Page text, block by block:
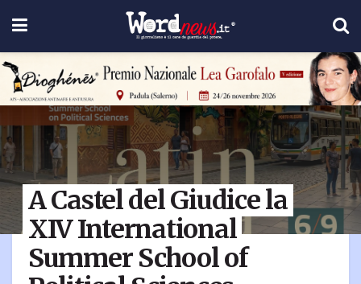
A Castel del Giudice la
XIV International
Summer School of